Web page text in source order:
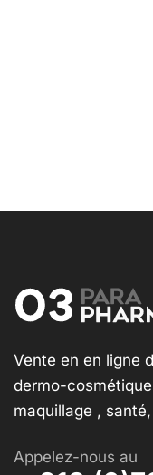
Vente en en ligne
dermo-
maquillage ,
Appelez-nous au